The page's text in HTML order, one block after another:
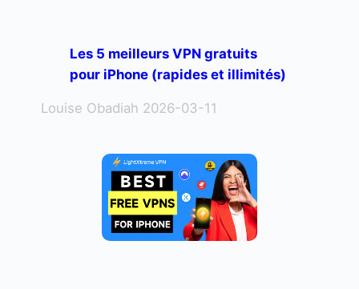
Les 5 meilleurs VPN gratuits
pour iPhone (rapides et illimités)
Louise Obadiah 2026-03-11